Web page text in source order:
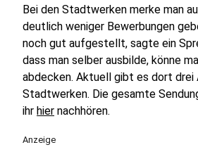
Bei den Stadtwerken merke man
deutlich weniger Bewerbungen
noch gut aufgestellt, sagte ein
dass man selber ausbilde, könne
abdecken. Aktuell gibt es dort drei
Stadtwerken. Die gesamte
ihr hier nachhören.
Anzeige